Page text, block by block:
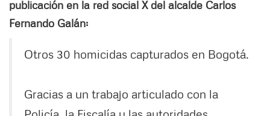
publicación en la red social X del alcalde Carlos
Fernando Galán:
Otros 30 homicidas capturados en Bogotá.
Gracias a un trabajo articulado con la